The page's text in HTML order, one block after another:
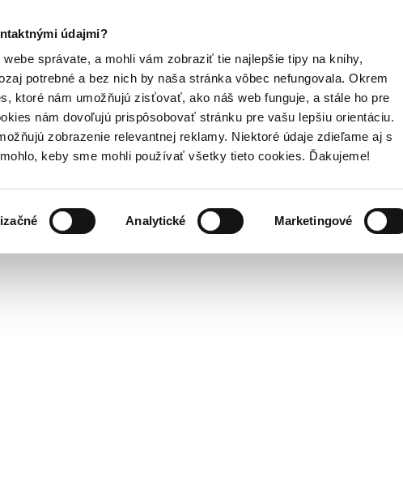
údajmi?
správate, a mohli vám zobraziť tie najlepšie tipy na knihy,
potrebné a bez nich by naša stránka vôbec nefungovala. Okrem
ktoré nám umožňujú zisťovať, ako náš web funguje, a stále ho pre
nám dovoľujú prispôsobovať stránku pre vašu lepšiu orientáciu.
zobrazenie relevantnej reklamy. Niektoré údaje zdieľame aj s
keby sme mohli používať všetky tieto cookies. Ďakujeme!
Analytické Marketingové